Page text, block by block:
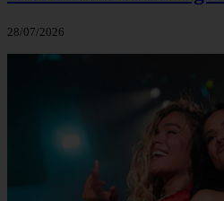
28/07/2026